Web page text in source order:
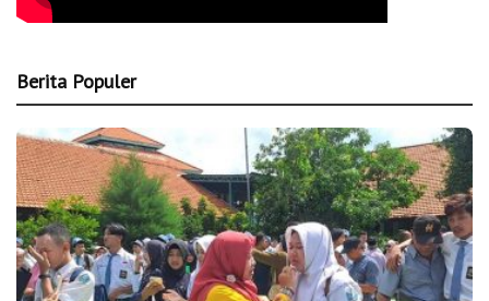
Berita Populer